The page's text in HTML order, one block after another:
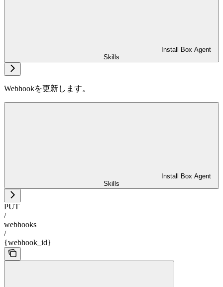
Install Box Agent
Skills
Webhookを更新します。
Install Box Agent
Skills
PUT
/
webhooks
/
{webhook_id}